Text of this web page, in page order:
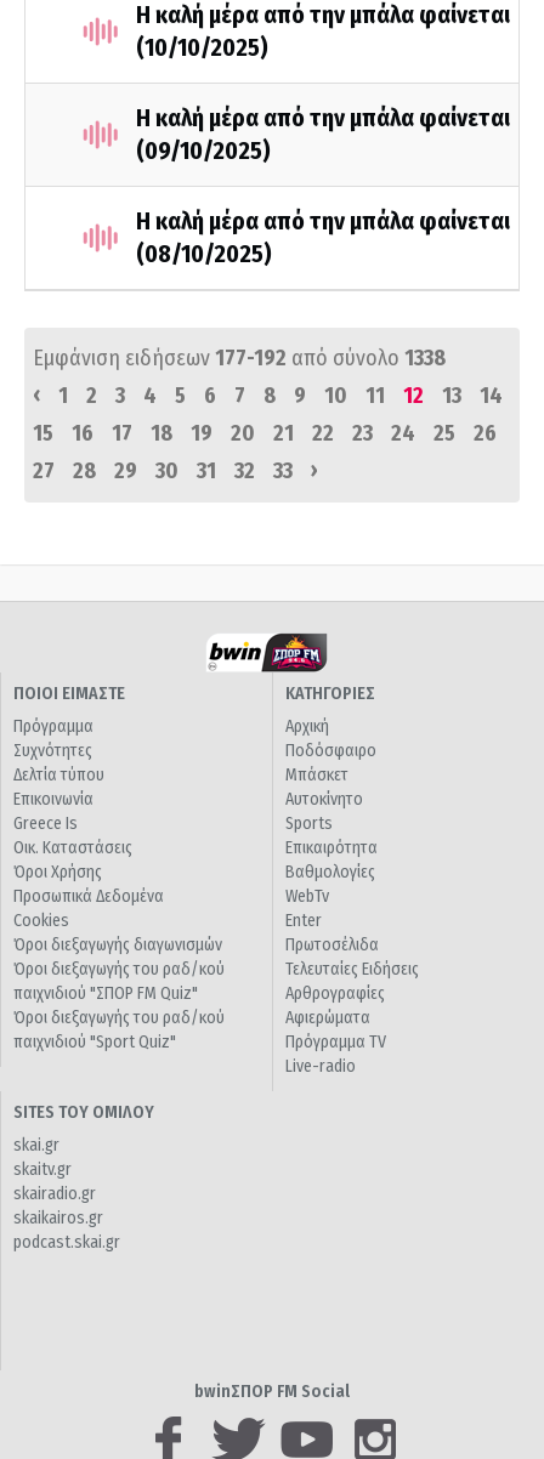
Η καλή μέρα από την μπάλα φαίνεται
(10/10/2025)
Η καλή μέρα από την μπάλα φαίνεται
(09/10/2025)
Η καλή μέρα από την μπάλα φαίνεται
(08/10/2025)
Εμφάνιση ειδήσεων177-192 από σύνολο 1338
‹
1 2 3 4 5 6 7 8 9 10 11 12 13
14
15
16 17 18 19 20 21 22 23 24 25
26
27
28 29 30 31 32 33 ›
ΠΟΙΟΙ ΕΙΜΑΣΤΕ
Πρόγραμμα
Συχνότητες
Δελτία τύπου
Επικοινωνία
Greece Is
Οικ. Καταστάσεις
Όροι Χρήσης
Προσωπικά Δεδομένα
Cookies
Όροι διεξαγωγής διαγωνισμών
Όροι διεξαγωγής του ραδ/κού
παιχνιδιού "ΣΠΟΡ FM Quiz"
Όροι διεξαγωγής του ραδ/κού
παιχνιδιού "Sport Quiz"
ΚΑΤΗΓΟΡΙΕΣ
Αρχική
Ποδόσφαιρο
Μπάσκετ
Αυτοκίνητο
Sports
Επικαιρότητα
Βαθμολογίες
WebTv
Enter
Πρωτοσέλιδα
Τελευταίες Ειδήσεις
Αρθρογραφίες
Αφιερώματα
Πρόγραμμα TV
Live-radio
SITES ΤΟΥ ΟΜΙΛΟΥ
skai.gr
skaitv.gr
skairadio.gr
skaikairos.gr
podcast.skai.gr
bwinΣΠΟΡ FM Social